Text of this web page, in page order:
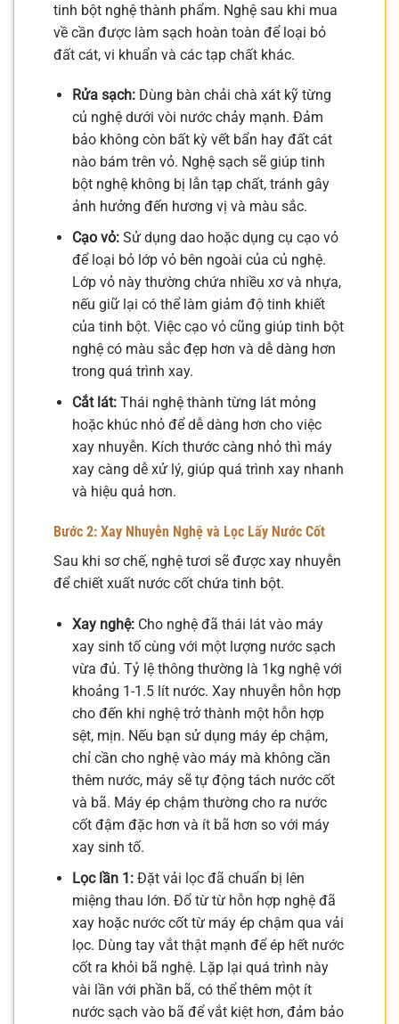
tinh bột nghệ thành phẩm. Nghệ sau khi mua
về cần được làm sạch hoàn toàn để loại bỏ
đất cát, vi khuẩn và các tạp chất khác.
Rửa sạch:Dùng bàn chải chà xát kỹ từng
củ nghệ dưới vòi nước chảy mạnh. Đảm
bảo không còn bất kỳ vết bẩn hay đất cát
nào bám trên vỏ. Nghệ sạch sẽ giúp tinh
bột nghệ không bị lẫn tạp chất, tránh gây
ảnh hưởng đến hương vị và màu sắc.
Cạo vỏ:Sử dụng dao hoặc dụng cụ cạo vỏ
để loại bỏ lớp vỏ bên ngoài của củ nghệ.
Lớp vỏ này thường chứa nhiều xơ và nhựa,
nếu giữ lại có thể làm giảm độ tinh khiết
của tinh bột. Việc cạo vỏ cũng giúp tinh bột
nghệ có màu sắc đẹp hơn và dễ dàng hơn
trong quá trình xay.
Cắt lát:Thái nghệ thành từng lát mỏng
hoặc khúc nhỏ để dễ dàng hơn cho việc
xay nhuyễn. Kích thước càng nhỏ thì máy
xay càng dễ xử lý, giúp quá trình xay nhanh
và hiệu quả hơn.
Bước 2: Xay Nhuyễn Nghệ và Lọc Lấy Nước Cốt
Sau khi sơ chế, nghệ tươi sẽ được xay nhuyễn
để chiết xuất nước cốt chứa tinh bột.
Xay nghệ:Cho nghệ đã thái lát vào máy
xay sinh tố cùng với một lượng nước sạch
vừa đủ. Tỷ lệ thông thường là 1kg nghệ với
khoảng 1-1.5 lít nước. Xay nhuyễn hỗn hợp
cho đến khi nghệ trở thành một hỗn hợp
sệt, mịn. Nếu bạn sử dụng máy ép chậm,
chỉ cần cho nghệ vào máy mà không cần
thêm nước, máy sẽ tự động tách nước cốt
và bã. Máy ép chậm thường cho ra nước
cốt đậm đặc hơn và ít bã hơn so với máy
xay sinh tố.
Lọc lần 1:Đặt vải lọc đã chuẩn bị lên
miệng thau lớn. Đổ từ từ hỗn hợp nghệ đã
xay hoặc nước cốt từ máy ép chậm qua vải
lọc. Dùng tay vắt thật mạnh để ép hết nước
cốt ra khỏi bã nghệ. Lặp lại quá trình này
vài lần với phần bã, có thể thêm một ít
nước sạch vào bã để vắt kiệt hơn, đảm bảo